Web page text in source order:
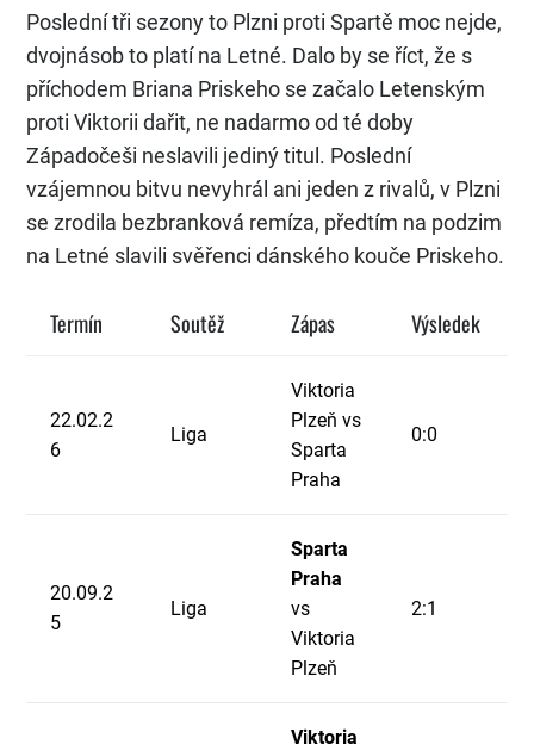
Poslední tři sezony to Plzni proti Spartě moc nejde,
dvojnásob to platí na Letné. Dalo by se říct, že s
příchodem Briana Priskeho se začalo Letenským
proti Viktorii dařit, ne nadarmo od té doby
Západočeši neslavili jediný titul. Poslední
vzájemnou bitvu nevyhrál ani jeden z rivalů, v Plzni
se zrodila bezbranková remíza, předtím na podzim
na Letné slavili svěřenci dánského kouče Priskeho.
Termín Soutěž Zápas Výsledek
22.02.2
6
Liga
Viktoria
Plzeň vs
Sparta
Praha
0:0
20.09.2
5
Liga
Sparta
Praha
vs
Viktoria
Plzeň
2:1
Viktoria